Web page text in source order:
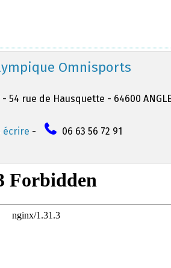
Omnisports
54 rue de Hausquette - 64600
écrire - 06 63 56 72 91